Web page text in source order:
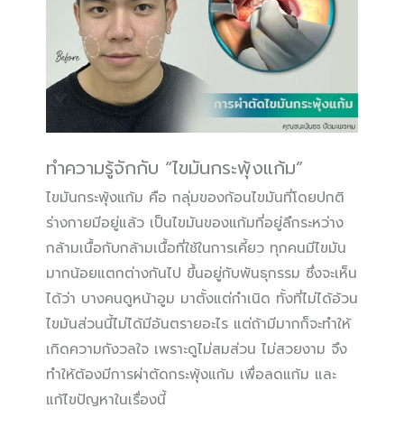
ทำความรู้จักกับ “ไขมันกระพุ้งแก้ม”
ไขมันกระพุ้งแก้ม คือ กลุ่มของก้อนไขมันที่โดยปกติ
ร่างกายมีอยู่แล้ว เป็นไขมันของแก้มที่อยู่ลึกระหว่าง
กล้ามเนื้อกับกล้ามเนื้อที่ใช้ในการเคี้ยว ทุกคนมีไขมัน
มากน้อยแตกต่างกันไป ขึ้นอยู่กับพันธุกรรม ซึ่งจะเห็น
ได้ว่า บางคนดูหน้าอูม มาตั้งแต่กำเนิด ทั้งที่ไม่ได้อ้วน
ไขมันส่วนนี้ไม่ได้มีอันตรายอะไร แต่ถ้ามีมากก็จะทำให้
เกิดความกังวลใจ เพราะดูไม่สมส่วน ไม่สวยงาม จึง
ทำให้ต้องมีการผ่าตัดกระพุ้งแก้ม เพื่อลดแก้ม และ
แก้ไขปัญหาในเรื่องนี้